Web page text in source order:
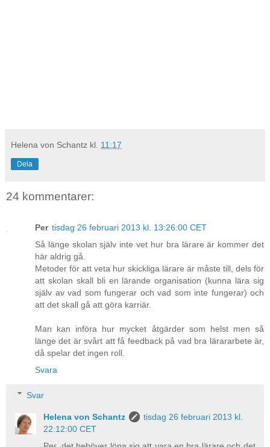
Helena von Schantz kl. 11:17
Dela
24 kommentarer:
Per tisdag 26 februari 2013 kl. 13:26:00 CET
Så länge skolan själv inte vet hur bra lärare är kommer det
här aldrig gå.
Metoder för att veta hur skickliga lärare är måste till, dels för
att skolan skall bli en lärande organisation (kunna lära sig
själv av vad som fungerar och vad som inte fungerar) och
att det skall gå att göra karriär.
Man kan införa hur mycket åtgärder som helst men så
länge det är svårt att få feedback på vad bra lärararbete är,
då spelar det ingen roll.
Svara
Svar
Helena von Schantz
tisdag 26 februari 2013 kl.
22:12:00 CET